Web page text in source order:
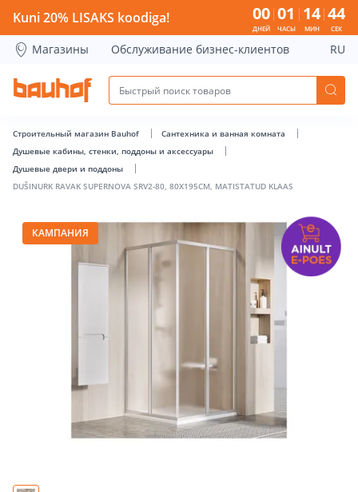
DUŠINURK RAVAK SUPERNOVA SRV2-80, 80X195CM,
Kuni 20% LISAKS koodiga! 00
ДНЕЙ
01
ЧАСЫ
14
МИН
44
СЕК
Магазины Обслуживание бизнес-клиентов RU
Строительный магазин Bauhof
Сантехника и ванная комната
Душевые кабины, стенки, поддоны и аксессуары
Душевые двери и поддоны
DUŠINURK RAVAK SUPERNOVA SRV2-80, 80X195CM, MATISTATUD KLAAS
КАМПАНИЯ